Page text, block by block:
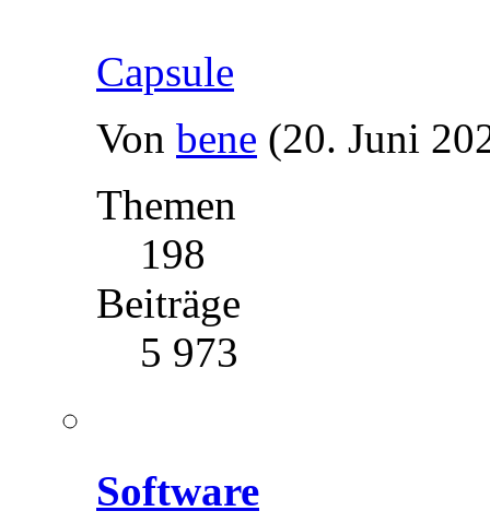
Capsule
Von bene (20. Juni
Themen
198
Beiträge
5 973
Software